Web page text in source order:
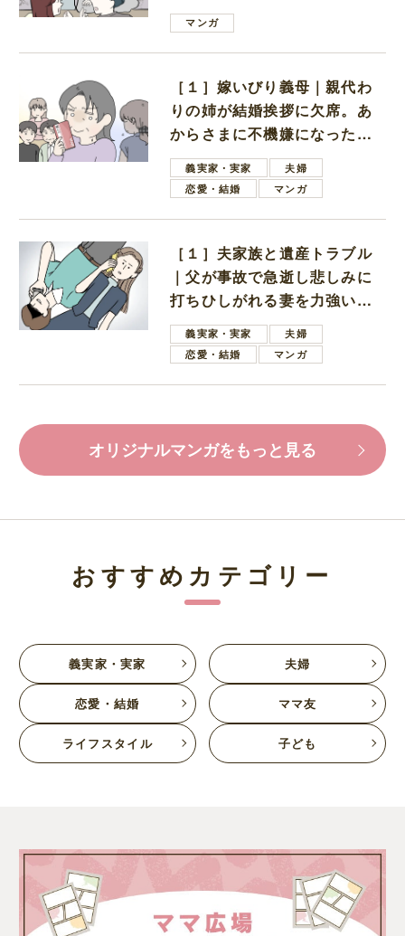
は電車好きの男の子ママ
マンガ
［１］嫁いびり義母｜親代わ
りの姉が結婚挨拶に欠席。あ
からさまに不機嫌になった義
母義実家・実家
夫婦
恋愛・結婚
マンガ
［１］夫家族と遺産トラブル
｜父が事故で急逝し悲しみに
打ちひしがれる妻を力強い言
葉で励ます夫
義実家・実家
夫婦
恋愛・結婚
マンガ
オリジナルマンガをもっと見る
おすすめカテゴリー
義実家・実家 夫婦
恋愛・結婚 ママ友
ライフスタイル 子ども